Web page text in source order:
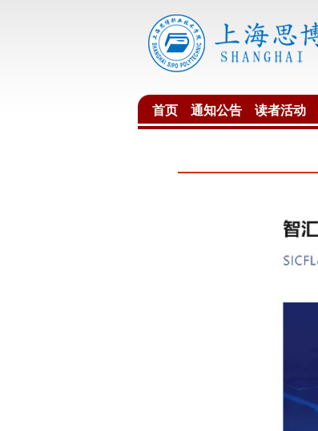
首页 通知公告 读者活动